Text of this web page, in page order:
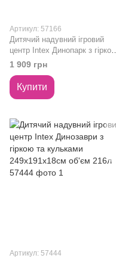
Артикул: 57166
Дитячий надувний ігровий
центр Intex Динопарк з гіркою
191х152х58см об'єм 143л
1 909 грн
Купити
Артикул: 57444